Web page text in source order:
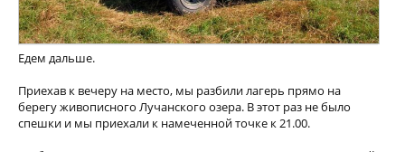
Едем дальше.
Приехав к вечеру на место, мы разбили лагерь прямо на
берегу живописного Лучанского озера. В этот раз не было
спешки и мы приехали к намеченной точке к 21.00.